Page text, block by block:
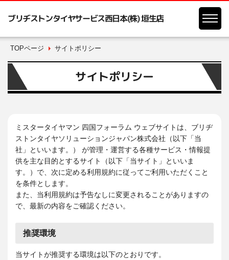
ブリヂストンタイヤサービス西日本(株) 垣生店
TOPページ サイトポリシー
サイトポリシー
ミスタータイヤマン 四国フォーラム ウェブサイトは、ブリヂ
ストンタイヤソリューションジャパン株式会社（以下「当
社」といいます。） が管理・運営する各種サービス・情報提
供を主な目的とするサイト（以下「当サイト」といいま
す。）で、次に定める利用規約に従ってご利用いただくこと
を条件とします。
また、当利用規約は予告なしに変更されることがありますの
で、最新の内容をご確認ください。
推奨環境
当サイトが推奨する環境は以下のとおりです。